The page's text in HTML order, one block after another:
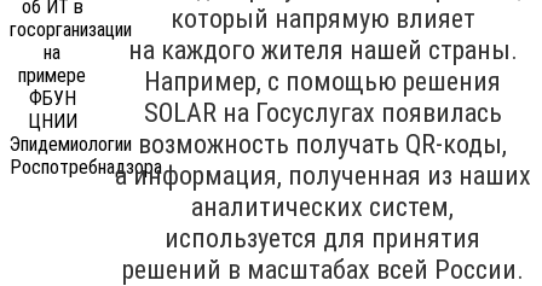
который напрямую влияет
на каждого жителя нашей страны.
Например, с помощью решения
SOLAR на Госуслугах появилась
возможность получать QR-коды,
а информация, полученная из наших
аналитических систем,
используется для принятия
решений в масштабах всей России.